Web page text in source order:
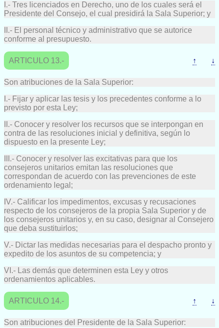
I.- Tres licenciados en Derecho, uno de los cuales será el
Presidente del Consejo, el cual presidirá la Sala Superior; y
II.- El personal técnico y administrativo que se autorice
conforme al presupuesto.
ARTICULO 13.- ↑ ↓
Son atribuciones de la Sala Superior:
I.- Fijar y aplicar las tesis y los precedentes conforme a lo
previsto por esta Ley;
II.- Conocer y resolver los recursos que se interpongan en
contra de las resoluciones inicial y definitiva, según lo
dispuesto en la presente Ley;
III.- Conocer y resolver las excitativas para que los
consejeros unitarios emitan las resoluciones que
correspondan de acuerdo con las prevenciones de este
ordenamiento legal;
IV.- Calificar los impedimentos, excusas y recusaciones
respecto de los consejeros de la propia Sala Superior y de
los consejeros unitarios y, en su caso, designar al Consejero
que deba sustituirlos;
V.- Dictar las medidas necesarias para el despacho pronto y
expedito de los asuntos de su competencia; y
VI.- Las demás que determinen esta Ley y otros
ordenamientos aplicables.
ARTICULO 14.- ↑ ↓
Son atribuciones del Presidente de la Sala Superior: